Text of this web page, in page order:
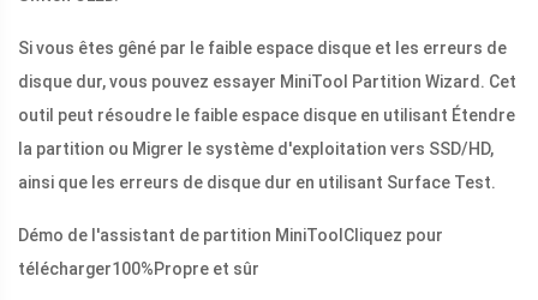
Si vous êtes gêné par le faible espace disque et les erreurs de
disque dur, vous pouvez essayer MiniTool Partition Wizard. Cet
outil peut résoudre le faible espace disque en utilisant Étendre
la partition ou Migrer le système d'exploitation vers SSD/HD,
ainsi que les erreurs de disque dur en utilisant Surface Test.
Démo de l'assistant de partition MiniTool Cliquez pour
télécharger100%Propre et sûr